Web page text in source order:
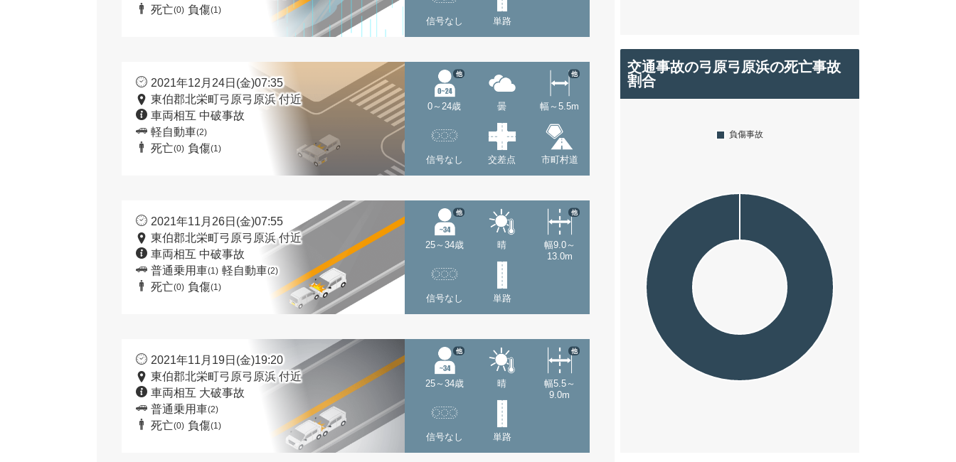
死亡(0) 負傷(1)
信号なし 単路
2021年12月24日(金)07:35
東伯郡北栄町弓原弓原浜 付近
車両相互 中破事故
軽自動車(2)
死亡(0) 負傷(1)
0～24歳
他
曇 幅～5.5m
他
信号なし 交差点 市町村道
2021年11月26日(金)07:55
東伯郡北栄町弓原弓原浜 付近
車両相互 中破事故
普通乗用車(1) 軽自動車(2)
死亡(0) 負傷(1)
25～34歳
他
晴
幅9.0～
13.0m
他
信号なし 単路
2021年11月19日(金)19:20
東伯郡北栄町弓原弓原浜 付近
車両相互 大破事故
普通乗用車(2)
死亡(0) 負傷(1)
25～34歳
他
晴
幅5.5～
9.0m
他
信号なし 単路
交通事故の弓原弓原浜の死亡事故
割合